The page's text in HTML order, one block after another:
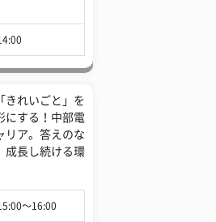
きれいごと」を
にする！中部電
リア。答えのな
成長し続ける環
〜16:00